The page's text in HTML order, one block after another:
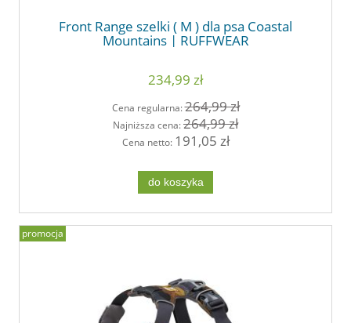
Front Range szelki ( M ) dla psa Coastal
Mountains | RUFFWEAR
234,99 zł
Cena regularna:264,99 zł
Najniższa cena:264,99 zł
Cena netto: 191,05 zł
do koszyka
promocja